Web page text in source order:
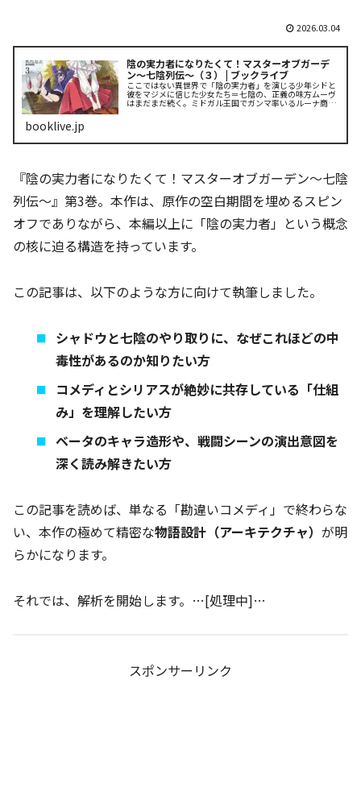
2026.03.04
陰の実力者になりたくて！マスターオブガーデ
ン～七陰列伝～（３） | ブックライブ
ここではない異世界で「陰の実力者」を演じる少年シドと
彼をマジメに信じた少女たち＝七陰の、正義の味方ムーヴ
はまだまだ続く。ミドガル王国でガンマ率いるルーナ商会
は新事業『まぐろなるど』を展開し、この世界を制覇する
booklive.jp
『陰の実力者になりたくて！マスターオブガーデン～七陰
列伝～』第3巻。本作は、原作の空白期間を埋めるスピン
オフでありながら、本編以上に「陰の実力者」という概念
の核に迫る構造を持っています。
この記事は、以下のような方に向けて執筆しました。
シャドウと七陰のやり取りに、なぜこれほどの中
毒性があるのか知りたい方
コメディとシリアスが絶妙に共存している「仕組
み」を理解したい方
ベータのキャラ造形や、戦闘シーンの演出意図を
深く読み解きたい方
この記事を読めば、単なる「勘違いコメディ」で終わらな
い、本作の極めて精密な物語設計（アーキテクチャ） が明
らかになります。
それでは、解析を開始します。…[処理中]…
スポンサーリンク